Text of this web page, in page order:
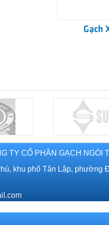
Gạch
TY CỔ PHẦN GẠCH NGÓI
khu phố Tân Lập, phường